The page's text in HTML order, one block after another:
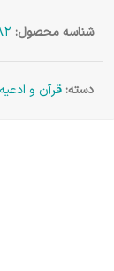
شناسه محصول:
دسته: قرآن و ادعیه